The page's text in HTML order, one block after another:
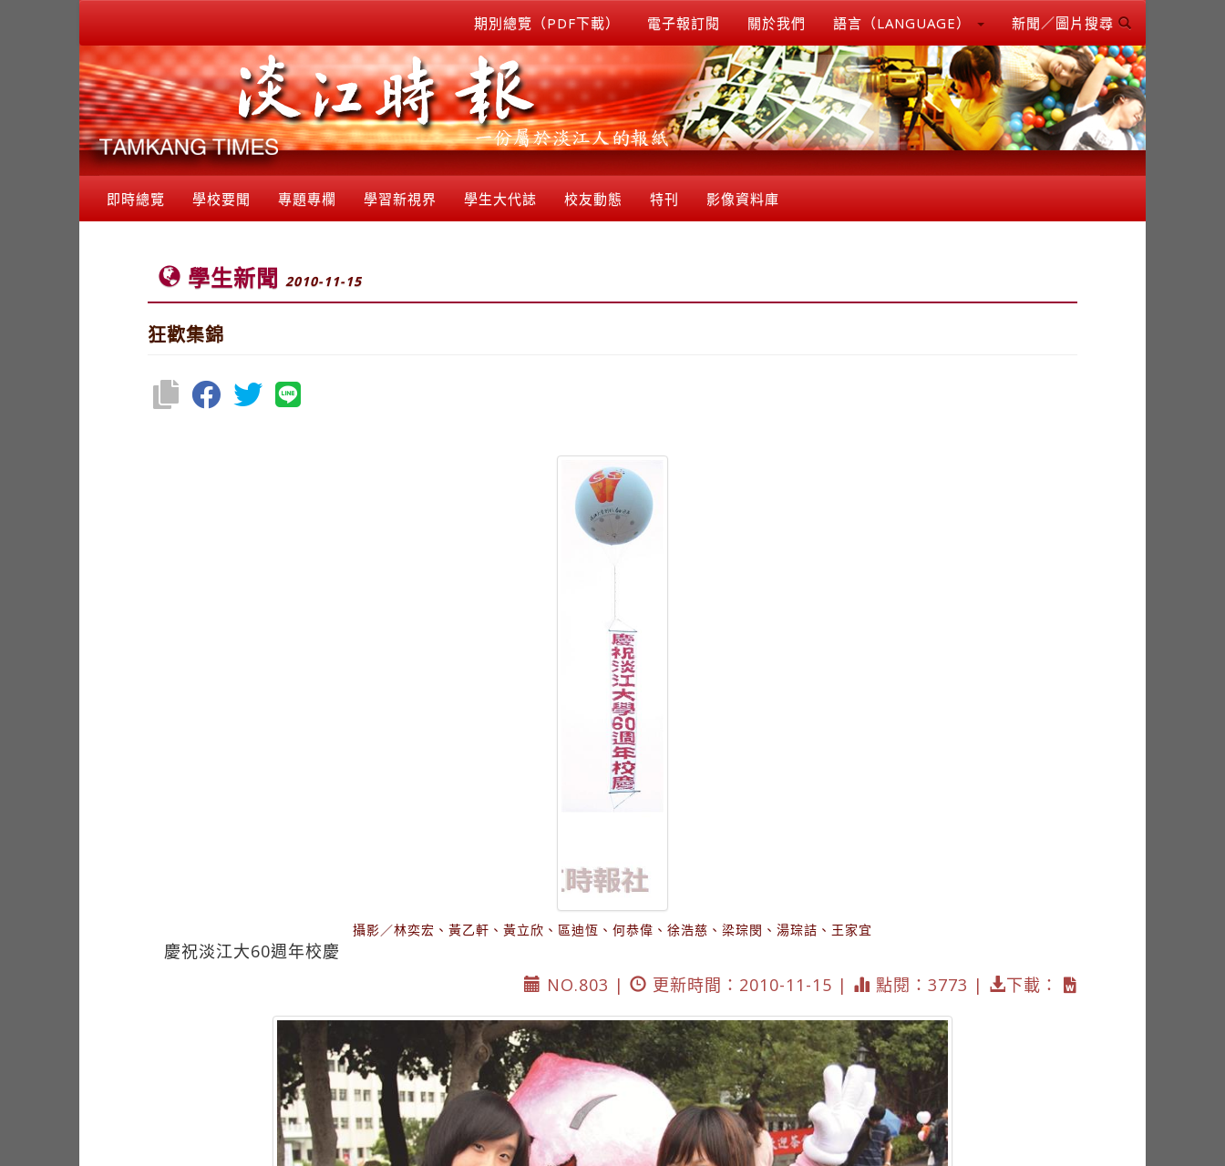
期別總覽（PDF下載） 電子報訂閱 關於我們 語言（LANGUAGE） 新聞／圖片搜尋
即時總覽 學校要聞 專題專欄 學習新視界 學生大代誌 校友動態 特刊 影像資料庫
學生新聞 2010-11-15
狂歡集錦
攝影／林奕宏、黃乙軒、黃立欣、區迪恆、何恭偉、徐浩慈、梁琮閔、湯琮詰、王家宜
慶祝淡江大60週年校慶
NO.803 |
更新時間：2010-11-15 | 點閱：3773 | 下載：